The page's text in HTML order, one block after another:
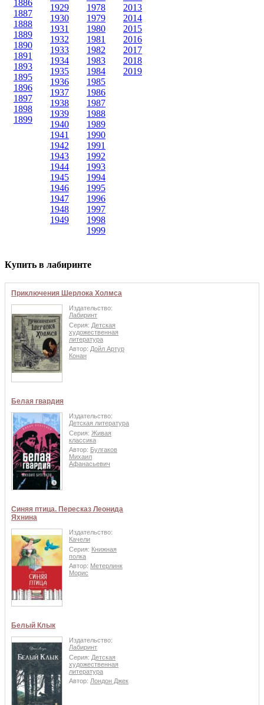
1886
1887
1888
1889
1890
1891
1893
1895
1896
1897
1898
1899
1929
1930
1931
1932
1933
1934
1935
1936
1937
1938
1939
1940
1941
1942
1943
1944
1945
1946
1947
1948
1949
1978
1979
1980
1981
1982
1983
1984
1985
1986
1987
1988
1989
1990
1991
1992
1993
1994
1995
1996
1997
1998
1999
2013
2014
2015
2016
2017
2018
2019
Купить в лабиринте
Приключения Шерлока Холмса
Издательство:
Лабиринт
Серия: Детская
художественная
литература
Автор: Дойл Артур
Конан
Белая гвардия
Издательство:
Детская литература
Серия: Живая
классика
Автор: Булгаков
Михаил
Афанасьевич
Синяя птица. Пересказ Леонида
Яхнина
Издательство:
Качели
Серия: Книжная
полка
Автор: Метерлинк
Морис
Белый Клык
Издательство:
Лабиринт
Серия: Детская
художественная
литература
Автор: Лондон Джек